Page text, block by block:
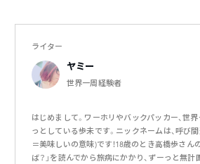
ライター
ヤミー
世界一周経験者
はじめまして。ワーホリやバックパッカー、世
っとしている歩未です。ニックネームは、呼び
＝美味しいの意味)です！18歳のとき高橋歩さん
ば？」を読んでから旅病にかかり、ずーっと無計